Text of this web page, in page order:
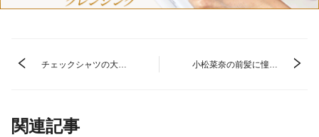
チェックシャツの大人
小松菜奈の前髪に憧れ
関連記事